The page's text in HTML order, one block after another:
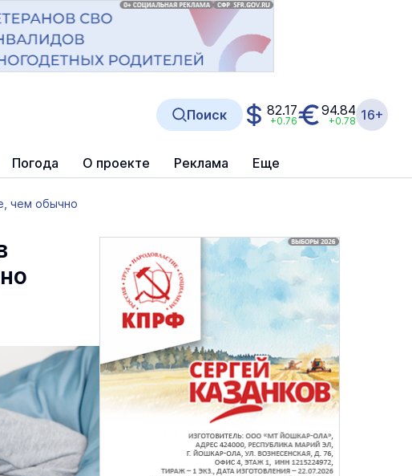
Погода О проекте Реклама Еще
Поиск 82.17
+0.76
94.84
+0.78 16+
чем обычно